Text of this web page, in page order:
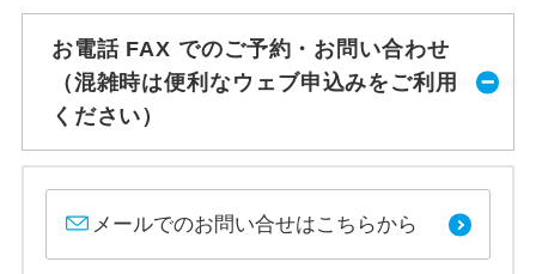
お電話 FAX でのご予約・お問い合わせ
（混雑時は便利なウェブ申込みをご利用
ください）
メールでのお問い合せはこちらから